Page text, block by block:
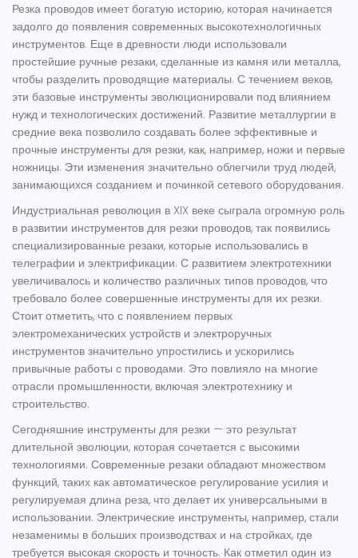
Резка проводов имеет богатую историю, которая начинается
задолго до появления современных высокотехнологичных
инструментов. Еще в древности люди использовали
простейшие ручные резаки, сделанные из камня или металла,
чтобы разделить проводящие материалы. С течением веков,
эти базовые инструменты эволюционировали под влиянием
нужд и технологических достижений. Развитие металлургии в
средние века позволило создавать более эффективные и
прочные инструменты для резки, как, например, ножи и первые
ножницы. Эти изменения значительно облегчили труд людей,
занимающихся созданием и починкой сетевого оборудования.
Индустриальная революция в XIX веке сыграла огромную роль
в развитии инструментов для резки проводов, так появились
специализированные резаки, которые использовались в
телеграфии и электрификации. С развитием электротехники
увеличивалось и количество различных типов проводов, что
требовало более совершенные инструменты для их резки.
Стоит отметить, что с появлением первых
электромеханических устройств и электроручных
инструментов значительно упростились и ускорились
привычные работы с проводами. Это повлияло на многие
отрасли промышленности, включая электротехнику и
строительство.
Сегодняшние инструменты для резки — это результат
длительной эволюции, которая сочетается с высокими
технологиями. Современные резаки обладают множеством
функций, таких как автоматическое регулирование усилия и
регулируемая длина реза, что делает их универсальными в
использовании. Электрические инструменты, например, стали
незаменимы в больших производствах и на стройках, где
требуется высокая скорость и точность. Как отметил один из